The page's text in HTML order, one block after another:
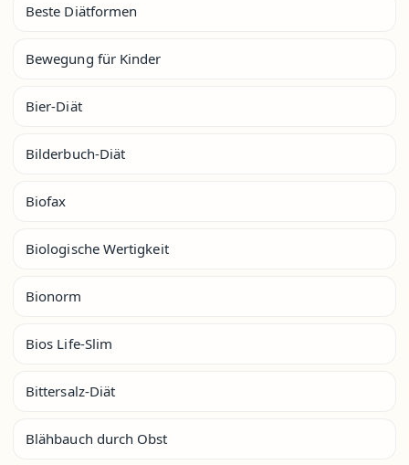
Beste Diätformen
Bewegung für Kinder
Bier-Diät
Bilderbuch-Diät
Biofax
Biologische Wertigkeit
Bionorm
Bios Life-Slim
Bittersalz-Diät
Blähbauch durch Obst